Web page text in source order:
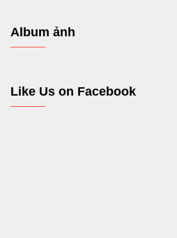
Album ảnh
Like Us on Facebook